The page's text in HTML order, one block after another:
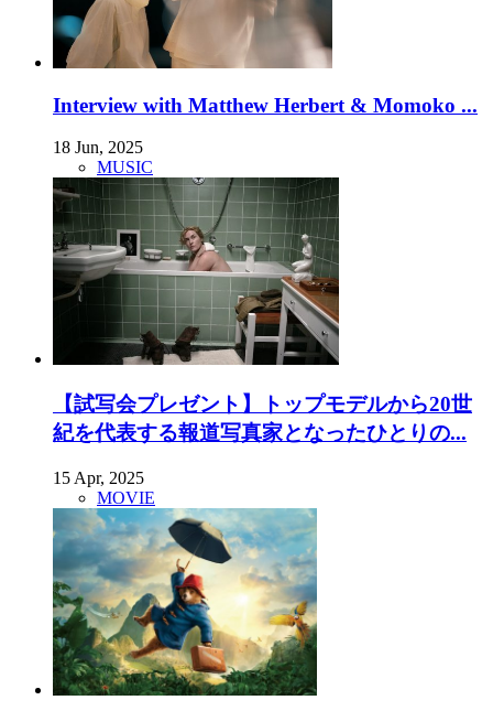
Interview with Matthew Herbert & Momoko ...
18 Jun, 2025
MUSIC
【試写会プレゼント】トップモデルから20世
紀を代表する報道写真家となったひとりの...
15 Apr, 2025
MOVIE